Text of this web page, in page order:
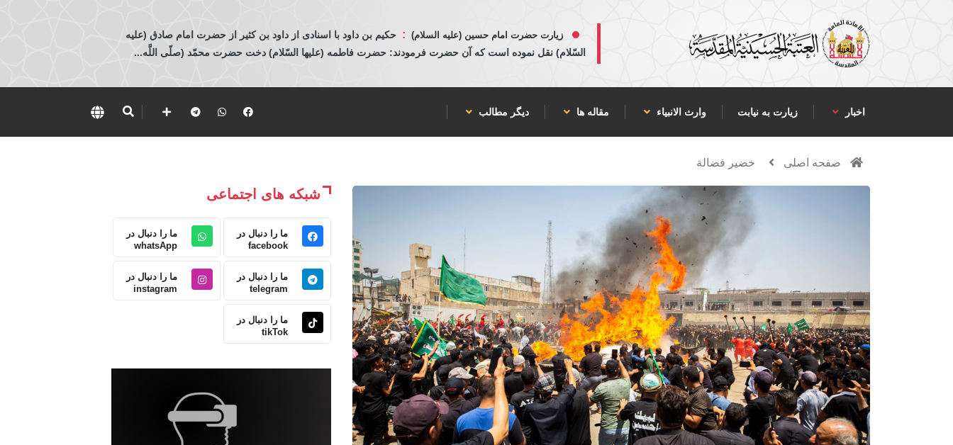
زیارت حضرت امام حسین (علیه السلام) : حكيم بن داود با اسنادی از داود بن كثير از حضرت امام صادق (عليه
السّلام) نقل نموده است كه آن حضرت فرمودند: حضرت فاطمه (عليها السّلام) دخت حضرت محمّد (صلّى اللَّه...
اخبار زیارت به نیابت وارث الانبياء مقاله ها دیگر مطالب
صفحه اصلی خضير فضالة
شبکه های اجتماعی
ما را دنبال در
facebook
ما را دنبال در
whatsApp
ما را دنبال در
telegram
ما را دنبال در
instagram
ما را دنبال در
tikTok